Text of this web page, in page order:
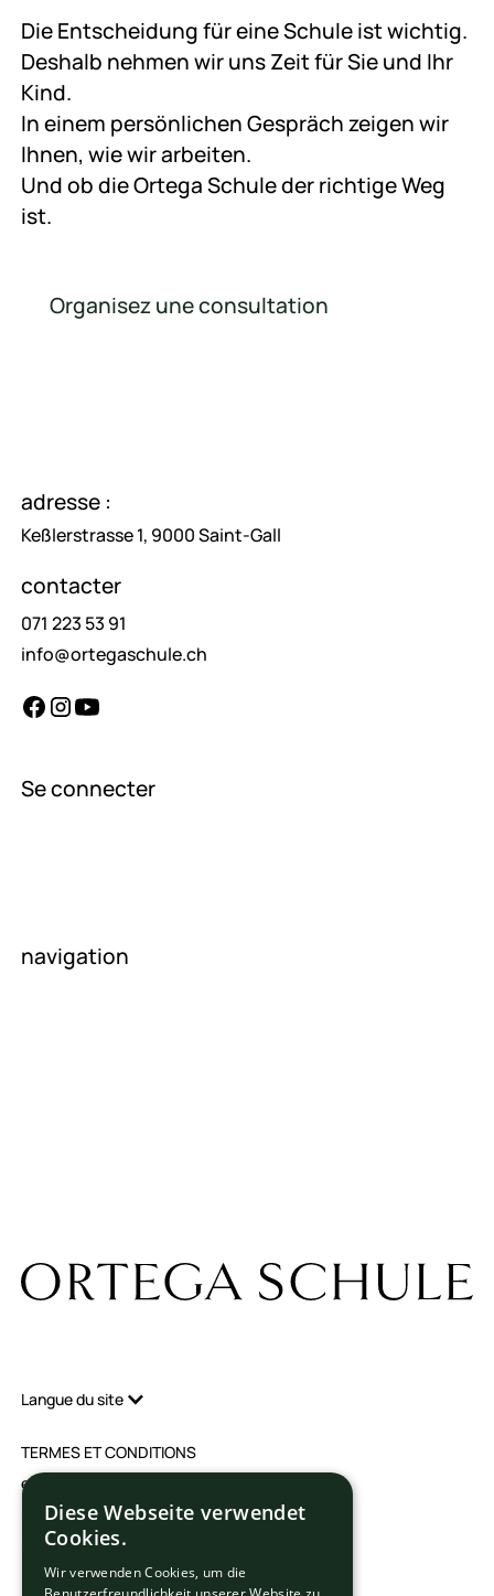
Die Entscheidung für eine Schule ist wichtig.
Deshalb nehmen wir uns Zeit für Sie und Ihr
Kind.
In einem persönlichen Gespräch zeigen wir
Ihnen, wie wir arbeiten.
Und ob die Ortega Schule der richtige Weg
ist.
Organisez une consultation
Organisez une consultation
adresse :
Keßlerstrasse 1, 9000 Saint-Gall
contacter
071 223 53 91
info@ortegaschule.ch
Se connecter
navigation
TERMES ET CONDITIONS
empreinte
Protection des données
Paramètres des cookies
Langue du site
Diese Webseite verwendet
Cookies.
Wir verwenden Cookies, um die